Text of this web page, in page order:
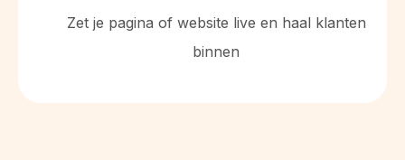
Zet je pagina of website live en haal klanten
binnen